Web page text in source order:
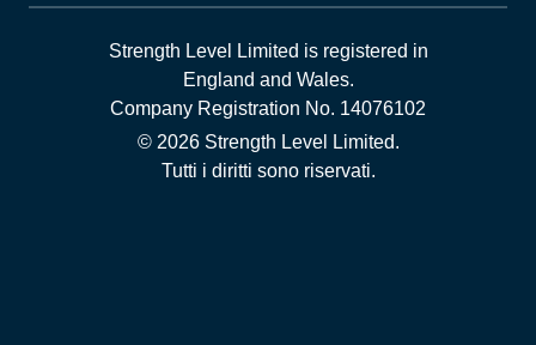
Strength Level Limited is registered in
England and Wales.
Company Registration No. 14076102
© 2026 Strength Level Limited.
Tutti i diritti sono riservati.